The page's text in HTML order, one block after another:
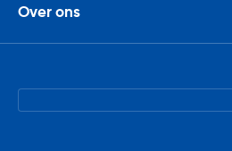
Over ons